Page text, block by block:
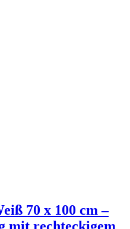
70 x 100 cm –
mit rechteckigem